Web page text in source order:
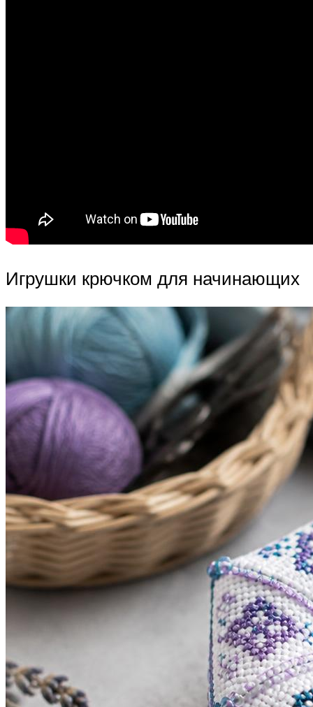
Игрушки крючком для начинающих